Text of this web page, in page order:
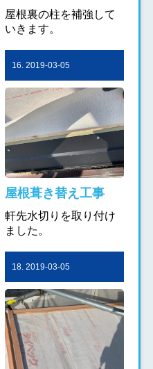
屋根裏の柱を補強して
いきます。
16. 2019-03-05
屋根葺き替え工事
軒先水切りを取り付け
ました。
18. 2019-03-05